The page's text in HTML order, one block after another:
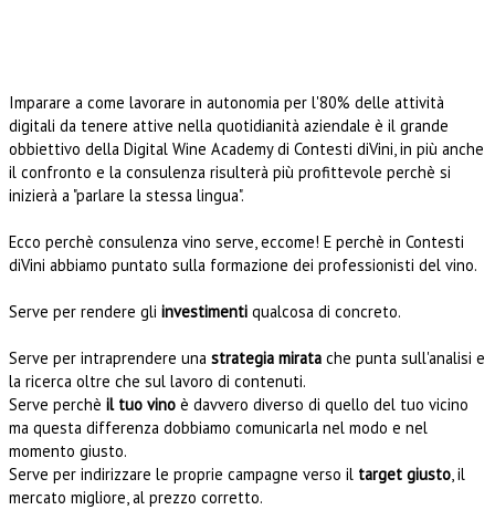
Imparare a come lavorare in autonomia per l'80% delle attività
digitali da tenere attive nella quotidianità aziendale è il grande
obbiettivo della Digital Wine Academy di Contesti diVini, in più anche
il confronto e la consulenza risulterà più profittevole perchè si
inizierà a "parlare la stessa lingua".
Ecco perchè consulenza vino serve, eccome! E perchè in Contesti
diVini abbiamo puntato sulla formazione dei professionisti del vino.
Serve per rendere gli investimenti qualcosa di concreto.
Serve per intraprendere una strategia mirata che punta sull'analisi e
la ricerca oltre che sul lavoro di contenuti.
Serve perchè il tuo vino è davvero diverso di quello del tuo vicino
ma questa differenza dobbiamo comunicarla nel modo e nel
momento giusto.
Serve per indirizzare le proprie campagne verso il target giusto, il
mercato migliore, al prezzo corretto.